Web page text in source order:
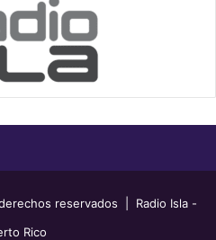
reservados | Radio Isla -
Rico